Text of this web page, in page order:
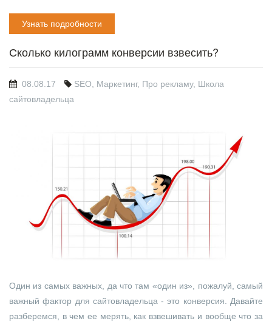
Узнать подробности
Сколько килограмм конверсии взвесить?
08.08.17 SEO Маркетинг, Про рекламу, Школа
сайтовладельца
Один из самых важных, да что там «один из», пожалуй, самый
важный фактор для сайтовладельца - это конверсия. Давайте
разберемся, в чем ее мерять, как взвешивать и вообще что за